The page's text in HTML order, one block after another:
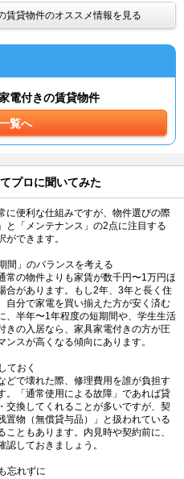
賃貸物件のオススメ情報を見る
電付きの賃貸物件
覧へ
プロに聞いてみた
に便利な仕組みですが、物件選びの際
と「メンテナンス」の2点に注目する
ができます。
間」のバランスを考える
常の物件よりも家賃が数千円〜1万円ほ
合があります。もし2年、3年と長く住
自分で家電を買い揃えた方が安く済む
、半年〜1年程度の短期間や、学生生活
きの入居なら、家具家電付きの方が圧
ンスが高くなる傾向にあります。
ておく
どで壊れた際、修理費用を誰が負担す
。「通常使用による故障」であれば貸
交換してくれることが多いですが、契
置物（無償貸与品）」と扱われている
こともあります。内見時や契約前に、
認しておきましょう。
忘れずに